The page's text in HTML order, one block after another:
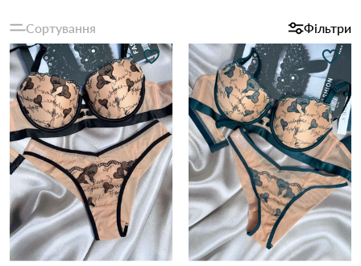
Сортування Фільтри